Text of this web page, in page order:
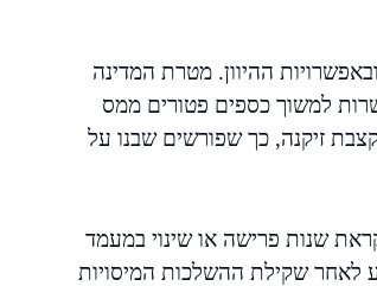
ההיוון. מטרת המדינה
למשוך כספים פטורים ממס
ללא קצבת זיקנה, כך שפורשים שבנו על
שנות פרישה או שינוי במעמד
לאחר שקילת ההשלכות המיסויות